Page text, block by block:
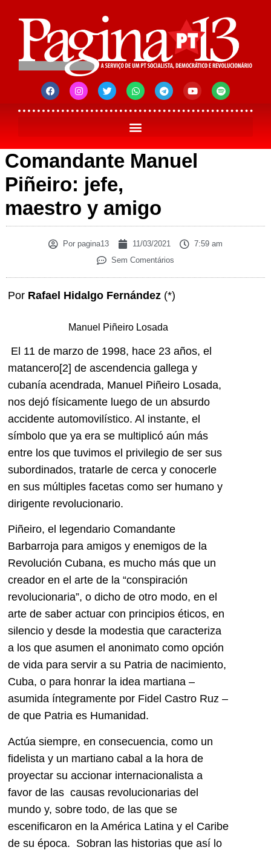
Comandante Manuel
Piñeiro: jefe,
maestro y amigo
Por pagina13 11/03/2021
7:59 am
Sem Comentários
Por Rafael Hidalgo Fernández (*)
Manuel Piñeiro Losada
El 11 de marzo de 1998, hace 23 años, el
matancero[2] de ascendencia gallega y
cubanía acendrada, Manuel Piñeiro Losada,
nos dejó físicamente luego de un absurdo
accidente automovilístico. Al instante, el
símbolo que ya era se multiplicó aún más
entre los que tuvimos el privilegio de ser sus
subordinados, tratarle de cerca y conocerle
en sus múltiples facetas como ser humano y
dirigente revolucionario.
Piñeiro, el legendario Comandante
Barbarroja para amigos y enemigos de la
Revolución Cubana, es mucho más que un
creador en el arte de la “conspiración
revolucionaria”, o dicho de otro modo, en el
arte de saber actuar con principios éticos, en
silencio y desde la modestia que caracteriza
a los que asumen el anonimato como opción
de vida para servir a su Patria de nacimiento,
Cuba, o para honrar la idea martiana –
asumida íntegramente por Fidel Castro Ruz –
de que Patria es Humanidad.
Actúa siempre, en consecuencia, como un
fidelista y un martiano cabal a la hora de
proyectar su accionar internacionalista a
favor de las causas revolucionarias del
mundo y, sobre todo, de las que se
escenificaron en la América Latina y el Caribe
de su época. Sobran las historias que así lo